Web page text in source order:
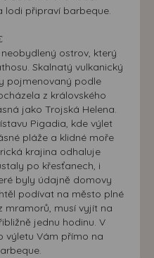
lodi připraví barbeque.
ostrov, který
Skalnatý vulkanický
pojmenovaný podle
z královského
jako Trojská Helena.
Pigadia, kde výlet
pláže a klidné moře
krajina odhaluje
po křesťanech, i
byly údajně domovy
podívat na město plné
mramorů, musí vyjít na
jednu hodinu. V
výletu Vám přímo na